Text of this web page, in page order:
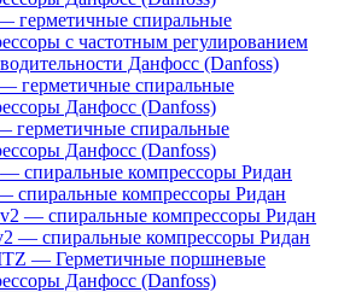
герметичные спиральные
с частотным регулированием
Данфосс (Danfoss)
герметичные спиральные
Данфосс (Danfoss)
герметичные спиральные
Данфосс (Danfoss)
спиральные компрессоры Ридан
спиральные компрессоры Ридан
— спиральные компрессоры Ридан
— спиральные компрессоры Ридан
— Герметичные поршневые
Данфосс (Danfoss)